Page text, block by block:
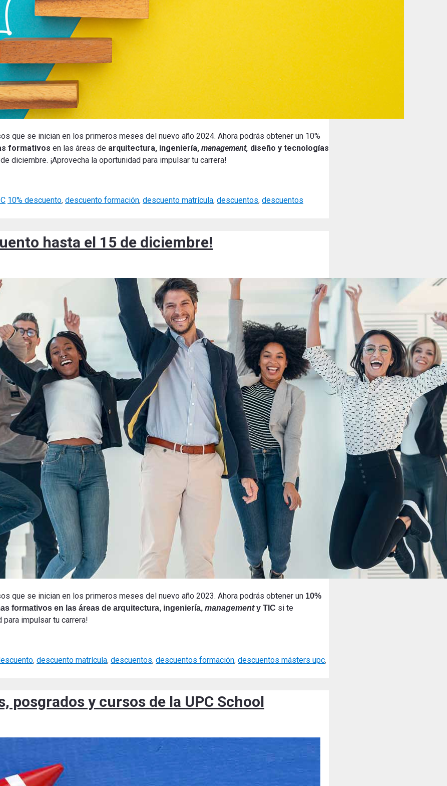
que se inician en los primeros meses del nuevo año 2024. Ahora podrás obtener un 10%
formativos en las áreas de arquitectura, ingeniería, management, diseño y tecnologías
diciembre. ¡Aprovecha la oportunidad para impulsar tu carrera!
Tags
10% descuento, descuento formación, descuento matrícula, descuentos, descuentos
hasta el 15 de diciembre!
que se inician en los primeros meses del nuevo año 2023. Ahora podrás obtener un 10%
formativos en las áreas de arquitectura, ingeniería, managementy TIC si te
impulsar tu carrera!
, descuento matrícula, descuentos, descuentos formación, descuentos másters upc,
posgrados y cursos de la UPC School